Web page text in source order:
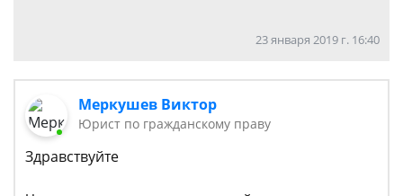
23 января 2019 г. 16:40
Меркушев Виктор
Юрист по гражданскому праву
Здравствуйте